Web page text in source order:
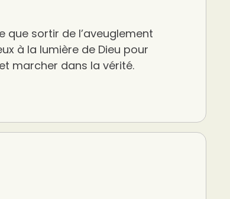
que sortir de l’aveuglement
à la lumière de Dieu pour
marcher dans la vérité.